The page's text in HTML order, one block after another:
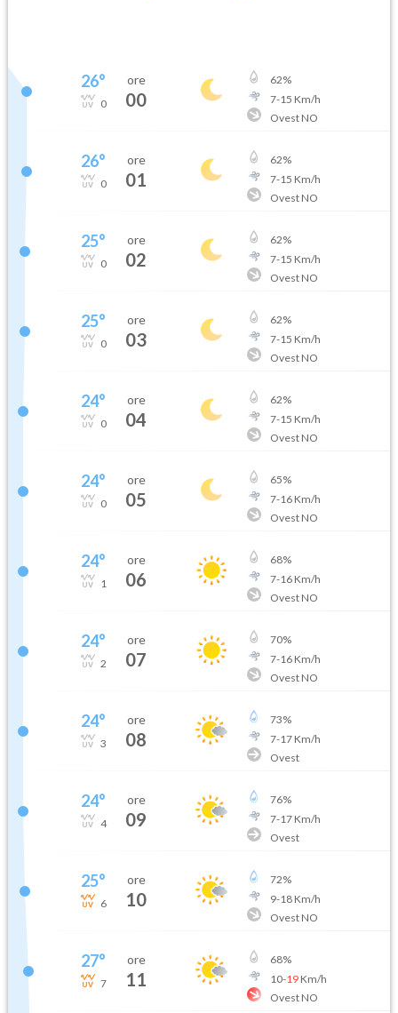
26°
0
ore
00
62%
7-15 Km/h
Ovest NO
26°
0
ore
01
62%
7-15 Km/h
Ovest NO
25°
0
ore
02
62%
7-15 Km/h
Ovest NO
25°
0
ore
03
62%
7-15 Km/h
Ovest NO
24°
0
ore
04
62%
7-15 Km/h
Ovest NO
24°
0
ore
05
65%
7-16Km/h
Ovest NO
24°
1
ore
06
68%
7-16Km/h
Ovest NO
24°
2
ore
07
70%
7-16Km/h
Ovest NO
24°
3
ore
08
73%
7-17Km/h
Ovest
24°
4
ore
09
76%
7-17Km/h
Ovest
25°
6
ore
10
72%
9-18Km/h
Ovest NO
27°
7
ore
11
68%
10-19Km/h
Ovest NO